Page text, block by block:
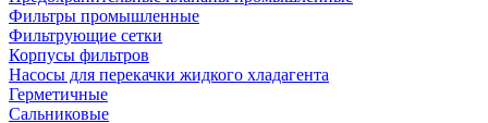
Фильтры промышленные
Фильтрующие сетки
Корпусы фильтров
Насосы для перекачки жидкого хладагента
Герметичные
Сальниковые